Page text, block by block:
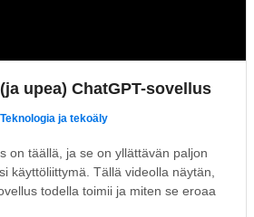
upea) ChatGPT-sovellus
Teknologia ja tekoäly
on täällä, ja se on yllättävän paljon
käyttöliittymä. Tällä videolla näytän,
todella toimii ja miten se eroaa